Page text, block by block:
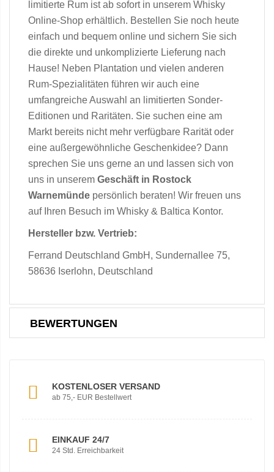
limitierte Rum ist ab sofort in unserem Whisky
Online-Shop erhältlich. Bestellen Sie noch heute
einfach und bequem online und sichern Sie sich
die direkte und unkomplizierte Lieferung nach
Hause! Neben Plantation und vielen anderen
Rum-Spezialitäten führen wir auch eine
umfangreiche Auswahl an limitierten Sonder-
Editionen und Raritäten. Sie suchen eine am
Markt bereits nicht mehr verfügbare Rarität oder
eine außergewöhnliche Geschenkidee? Dann
sprechen Sie uns gerne an und lassen sich von
uns in unserem Geschäft in Rostock
Warnemünde persönlich beraten! Wir freuen uns
auf Ihren Besuch im Whisky & Baltica Kontor.
Hersteller bzw. Vertrieb:
Ferrand Deutschland GmbH, Sundernallee 75,
58636 Iserlohn, Deutschland
BEWERTUNGEN
KOSTENLOSER VERSAND
ab 75,- EUR Bestellwert
EINKAUF 24/7
24 Std. Erreichbarkeit